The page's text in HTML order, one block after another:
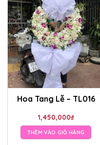
Hoa Tang Lễ – TL016
1,450,000₫
THÊM VÀO GIỎ HÀNG